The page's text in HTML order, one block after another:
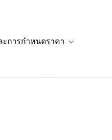
ะการกำหนดราคา